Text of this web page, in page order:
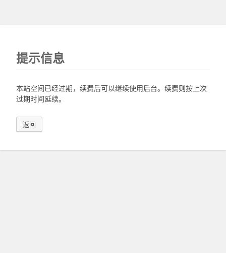
提示信息
本站空间已经过期，续费后可以继续使用后台。续费则按上次
过期时间延续。
返回